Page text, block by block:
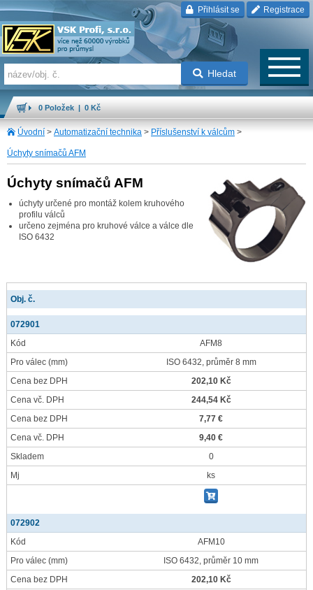
Přihlásit se Registrace
Hledat
0 Položek | 0 Kč
Úvodní > Automatizační technika > Příslušenství k válcům >
Úchyty snímačů AFM
Úchyty snímačů AFM
úchyty určené pro montáž kolem kruhového
profilu válců
určeno zejména pro kruhové válce a válce dle
ISO 6432
Obj. č.
072901
Kód
AFM8
Pro válec (mm)
ISO 6432, průměr 8 mm
Cena bez DPH
202,10 Kč
Cena vč. DPH
244,54 Kč
Cena bez DPH
7,77 €
Cena vč. DPH
9,40 €
Skladem
0
Mj
ks
072902
Kód
AFM10
Pro válec (mm)
ISO 6432, průměr 10 mm
Cena bez DPH
202,10 Kč